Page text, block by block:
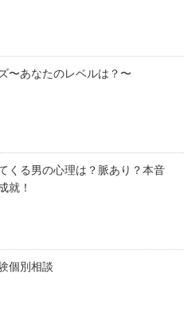
〜あなたのレベルは？〜
くる男の心理は？脈あり？本音
就！
個別相談